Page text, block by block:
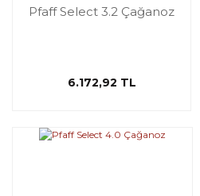
Pfaff Select 3.2 Çağanoz
6.172,92 TL